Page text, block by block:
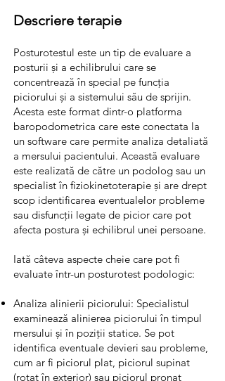
Descriere terapie
Posturotestul este un tip de evaluare a
posturii și a echilibrului care se
concentrează în special pe funcția
piciorului și a sistemului său de sprijin.
Acesta este format dintr-o platforma
baropodometrica care este conectata la
un software care permite analiza detaliată
a mersului pacientului. Această evaluare
este realizată de către un podolog sau un
specialist în fiziokinetoterapie și are drept
scop identificarea eventualelor probleme
sau disfuncții legate de picior care pot
afecta postura și echilibrul unei persoane.
Iată câteva aspecte cheie care pot fi
evaluate într-un posturotest podologic:
Analiza alinierii piciorului: Specialistul
examinează alinierea piciorului în timpul
mersului și în poziții statice. Se pot
identifica eventuale devieri sau probleme,
cum ar fi piciorul plat, piciorul supinat
(rotat în exterior) sau piciorul pronat